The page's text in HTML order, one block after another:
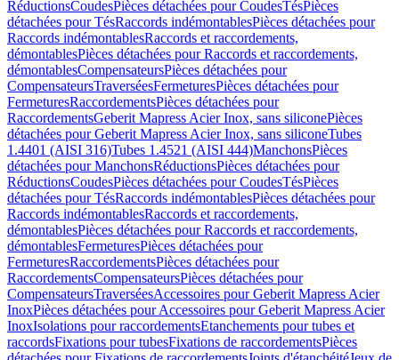
RéductionsCoudesPièces détachées pour CoudesTésPièces
détachées pour TésRaccords indémontablesPièces détachées pour
Raccords indémontablesRaccords et raccordements,
démontablesPièces détachées pour Raccords et raccordements,
démontablesCompensateursPièces détachées pour
CompensateursTraverséesFermeturesPièces détachées pour
FermeturesRaccordementsPièces détachées pour
RaccordementsGeberit Mapress Acier Inox, sans siliconePièces
détachées pour Geberit Mapress Acier Inox, sans siliconeTubes
1.4401 (AISI 316)Tubes 1.4521 (AISI 444)ManchonsPièces
détachées pour ManchonsRéductionsPièces détachées pour
RéductionsCoudesPièces détachées pour CoudesTésPièces
détachées pour TésRaccords indémontablesPièces détachées pour
Raccords indémontablesRaccords et raccordements,
démontablesPièces détachées pour Raccords et raccordements,
démontablesFermeturesPièces détachées pour
FermeturesRaccordementsPièces détachées pour
RaccordementsCompensateursPièces détachées pour
CompensateursTraverséesAccessoires pour Geberit Mapress Acier
InoxPièces détachées pour Accessoires pour Geberit Mapress Acier
InoxIsolations pour raccordementsEtanchements pour tubes et
raccordsFixations pour tubesFixations de raccordementsPièces